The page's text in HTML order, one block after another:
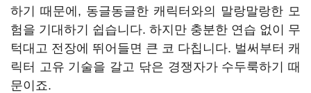
하기 때문에, 동글동글한 캐릭터와의 말랑말랑한 모
험을 기대하기 쉽습니다. 하지만 충분한 연습 없이 무
턱대고 전장에 뛰어들면 큰 코 다칩니다. 벌써부터 캐
릭터 고유 기술을 갈고 닦은 경쟁자가 수두룩하기 때
문이죠.